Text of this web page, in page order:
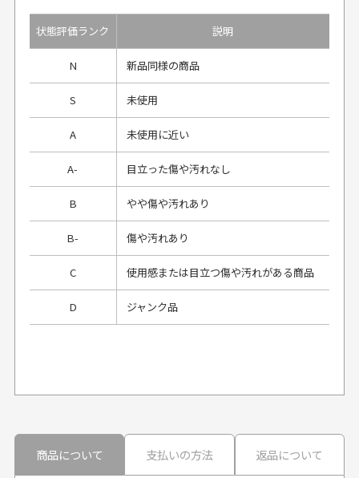
状態評価ランク 説明
N 新品同様の商品
S 未使用
A 未使用に近い
A- 目立った傷や汚れなし
B やや傷や汚れあり
B- 傷や汚れあり
C 使用感または目立つ傷や汚れがある商品
D ジャンク品
30代男性
商品について 支払いの方法 返品について